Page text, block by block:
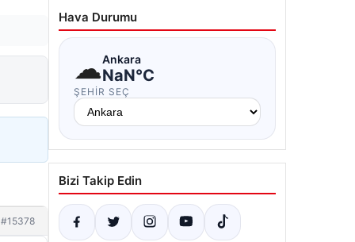
#15378
Hava Durumu
☁Ankara
NaN°C
ŞEHIR SEÇ
Bizi Takip Edin